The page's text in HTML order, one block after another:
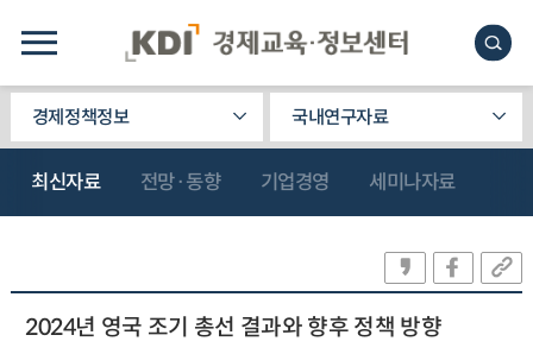
경제정책정보 국내연구자료
최신자료 전망·동향 기업경영 세미나자료
2024년 영국 조기 총선 결과와 향후 정책 방향